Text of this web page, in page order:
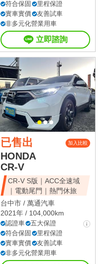
符合保固
里程保證
實車實價
友善試車
非多元化營業用車
立即諮詢
已售出 加入比較
HONDA
CR-V
CR-V S版｜ACC全速域
｜電動尾門｜熱門休旅
台中市 / 萬通汽車
2021年 / 104,000km
認證車
五大保證
符合保固
里程保證
實車實價
友善試車
非多元化營業用車